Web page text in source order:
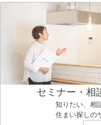
セミナー・相
知りたい、相
住まい探しの